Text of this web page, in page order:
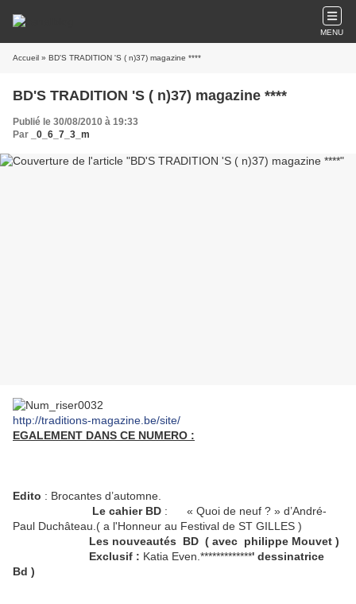
MENU
Accueil » BD'S TRADITION 'S ( n)37) magazine ****
BD'S TRADITION 'S ( n)37) magazine ****
Publié le 30/08/2010 à 19:33
Par
_0_6_7_3_m
http://traditions-magazine.be/site/
EGALEMENT DANS CE NUMERO :
Edito : Brocantes d’automne.
Le cahier BD : « Quoi de neuf ? » d’André-
Paul Duchâteau.( a l'Honneur au Festival de ST GILLES )
Les nouveautés BD ( avec philippe Mouvet )
Exclusif : Katia Even.*************' dessinatrice
Bd )